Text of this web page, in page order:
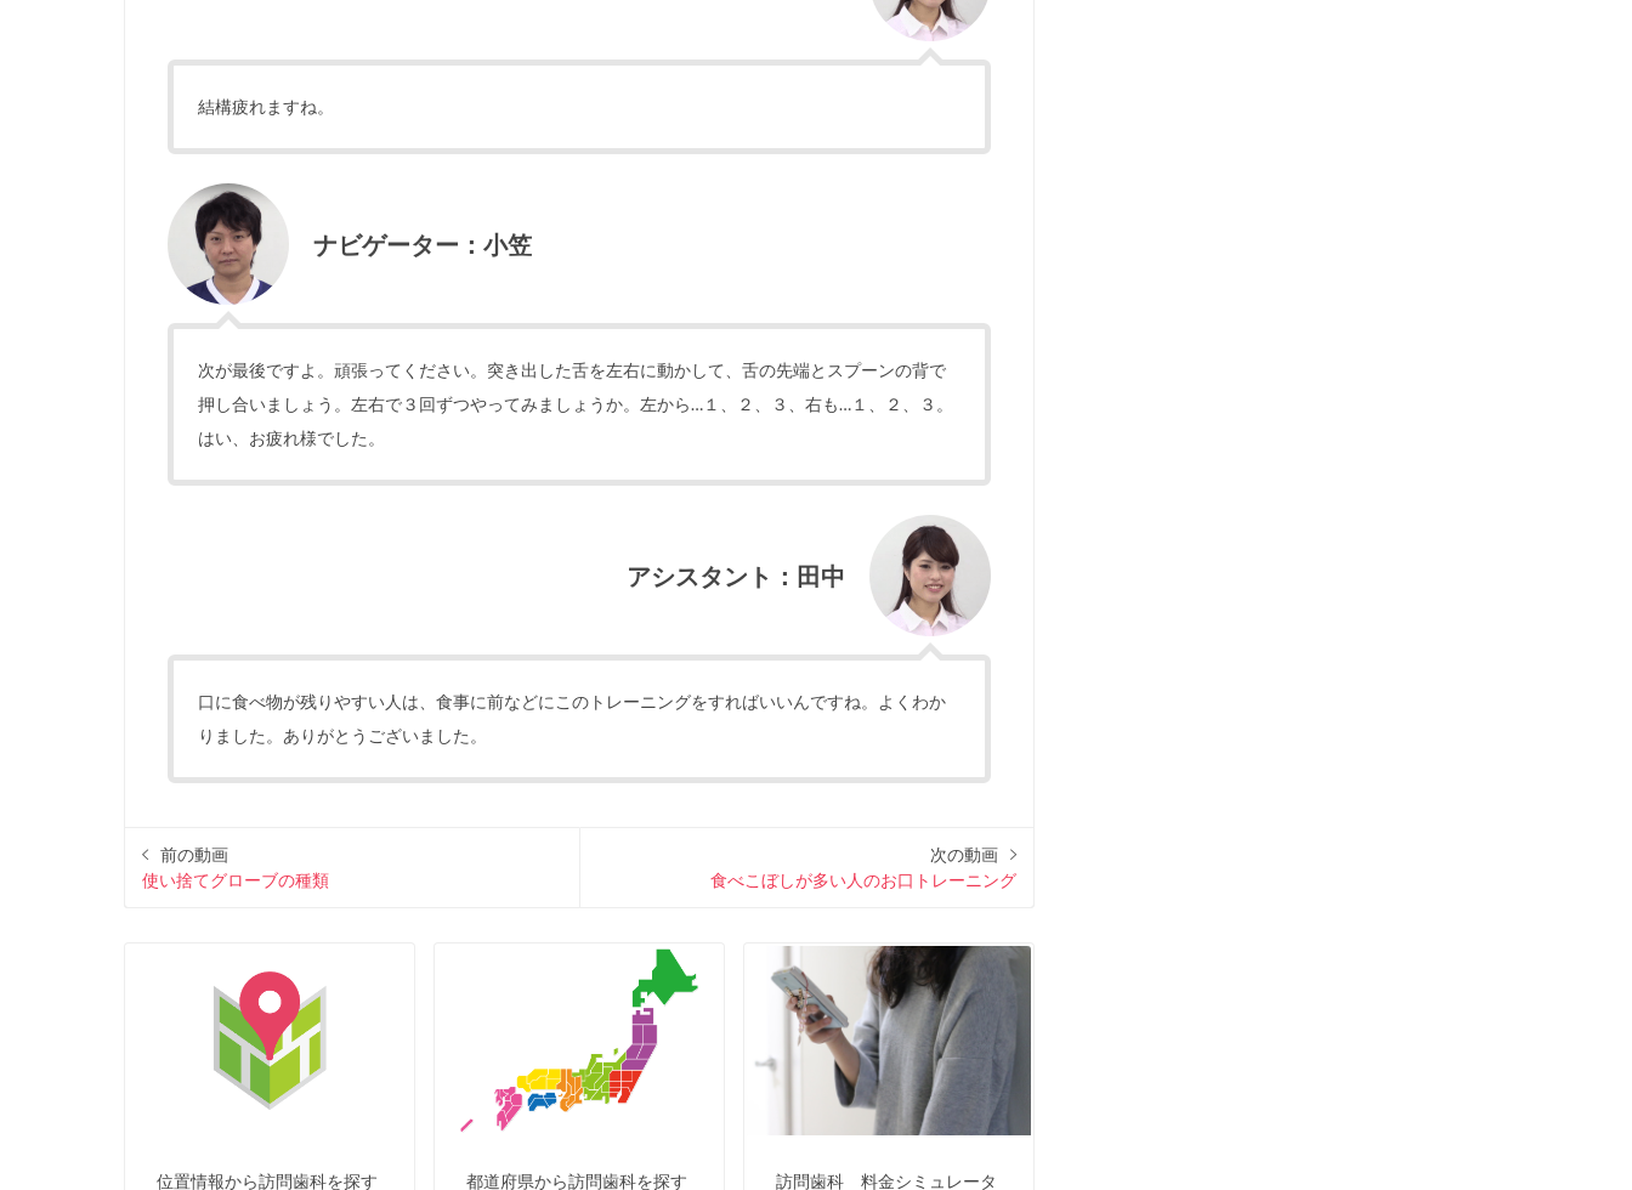
結構疲れますね。
ナビゲーター：小笠
次が最後ですよ。頑張ってください。突き出した舌を左右に動かして、舌の先端とスプーンの背で
押し合いましょう。左右で３回ずつやってみましょうか。左から…１、２、３、右も…１、２、３。
はい、お疲れ様でした。
アシスタント：田中
口に食べ物が残りやすい人は、食事に前などにこのトレーニングをすればいいんですね。よくわか
りました。ありがとうございました。
前の動画
使い捨てグローブの種類
次の動画
食べこぼしが多い人のお口トレーニング
位置情報から訪問歯科を探す 都道府県から訪問歯科を探す 訪問歯科 料金シミュレータ